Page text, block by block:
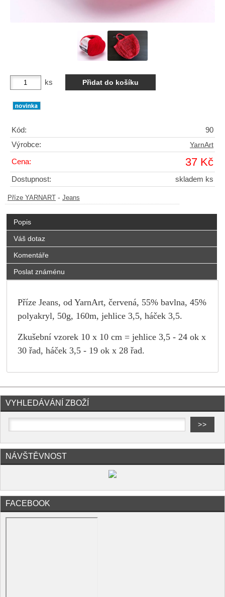
ks
Kód:
90
Výrobce:
YarnArt
Cena: 37 Kč
Dostupnost: skladem ks
Příze YARNART - Jeans
Popis
Váš dotaz
Komentáře
Poslat známénu
Příze Jeans, od YarnArt, červená, 55% bavlna, 45%
polyakryl, 50g, 160m, jehlice 3,5, háček 3,5.
Zkušební vzorek 10 x 10 cm = jehlice 3,5 - 24 ok x
30 řad, háček 3,5 - 19 ok x 28 řad.
VYHLEDÁVÁNÍ ZBOŽÍ
NÁVŠTĚVNOST
FACEBOOK